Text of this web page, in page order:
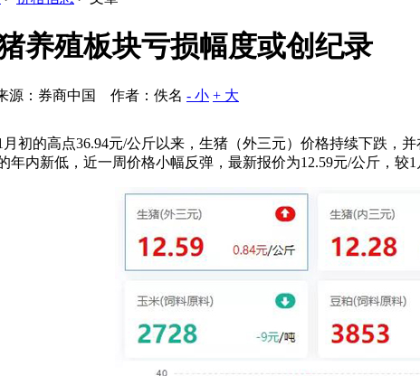
养殖板块亏损幅度或创纪录
：券商中国 作者：佚名 - 小 + 大
初的高点36.94元/公斤以来，生猪（外三元）价格持续下跌，
年内新低，近一周价格小幅反弹，最新报价为12.59元/公斤，较1